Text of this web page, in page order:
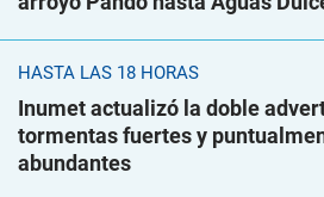
HASTA LAS 18 HORAS
Inumet actualizó la doble
tormentas fuertes y
abundantes